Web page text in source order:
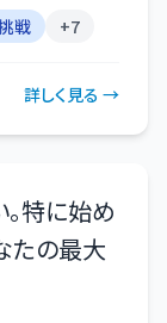
戦 +7
詳しく見る →
特に始め
たの最大